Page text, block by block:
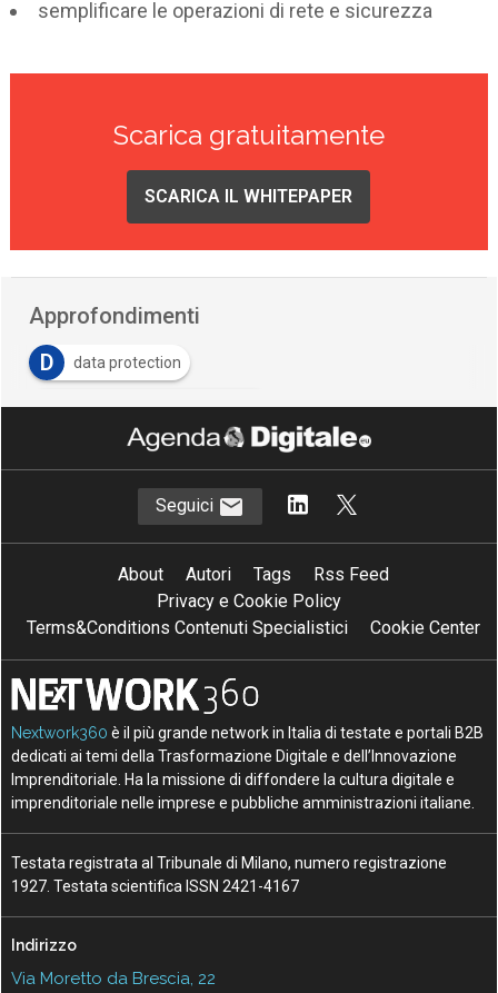
semplificare le operazioni di rete e sicurezza
Scarica gratuitamente
SCARICA IL WHITEPAPER
Approfondimenti
D
data protection
Z Zero-trust Network Access
Seguici
About Autori Tags
Rss Feed
Privacy e Cookie Policy
Terms&Conditions Contenuti Specialistici
Cookie Center
Nextwork360 è il più grande network in Italia di testate e portali B2B
dedicati ai temi della Trasformazione Digitale e dell’Innovazione
Imprenditoriale. Ha la missione di diffondere la cultura digitale e
imprenditoriale nelle imprese e pubbliche amministrazioni italiane.
Testata registrata al Tribunale di Milano, numero registrazione
1927. Testata scientifica ISSN 2421-4167
Indirizzo
Via Moretto da Brescia, 22